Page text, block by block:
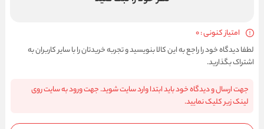
امتیاز کنونی : 0
لطفا دیدگاه خود را راجع به این کالا بنویسید و تجربه خریدتان را با سایر کاربران به
اشتراک بگذارید.
جهت ارسال و دیدگاه خود باید ابتدا وارد سایت شوید. جهت ورود به سایت روی
لینک زیر کلیک نمایید.